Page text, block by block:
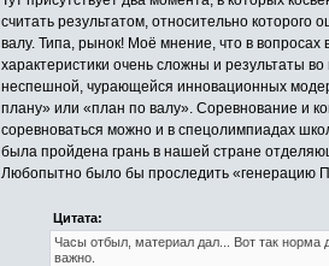
считать результатом, относительно которого
валу. Типа, рынок! Моё мнение, что в
характеристики очень сложны и результаты
неспешной, чурающейся инновационных
плану» или «план по валу». Соревнование и
соревноваться можно и в спецолимпиадах
была пройдена грань в нашей стране
Любопытно было бы проследить «генерацию
Цитата:
Часы отбыл, материал дал... Вот так норма
важно.